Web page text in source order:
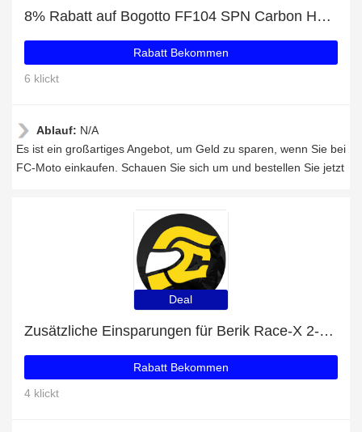
8% Rabatt auf Bogotto FF104 SPN Carbon Helm
Rabatt Bekommen
6 klickt
Ablauf: N/A
Es ist ein großartiges Angebot, um Geld zu sparen, wenn Sie bei
FC-Moto einkaufen. Schauen Sie sich um und bestellen Sie jetzt
Deal
Zusätzliche Einsparungen für Berik Race-X 2-Teiler Motorrad Lederkombi plus zusätzliche 84-Angebote
Rabatt Bekommen
4 klickt